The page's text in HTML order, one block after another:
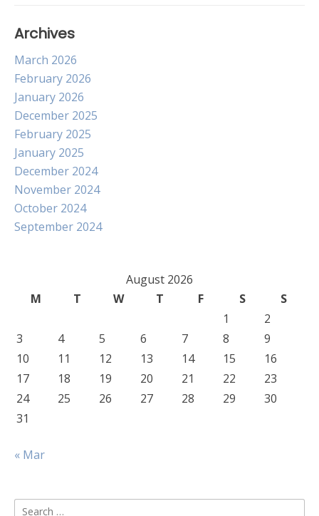
Archives
March 2026
February 2026
January 2026
December 2025
February 2025
January 2025
December 2024
November 2024
October 2024
September 2024
August 2026
M
T W T F S
S
1
2
3
4 5 6 7 8
9
10
11 12 13 14 15
16
17
18 19 20 21 22
23
24
25 26 27 28 29
30
31
« Mar
Search